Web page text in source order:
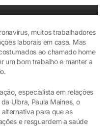
muitos trabalhadores
laborais em casa. Mas
ao chamado home
um bom trabalho e manter a
especialista em relações
Ulbra, Paula Maines, o
para que as
e resguardem a saúde